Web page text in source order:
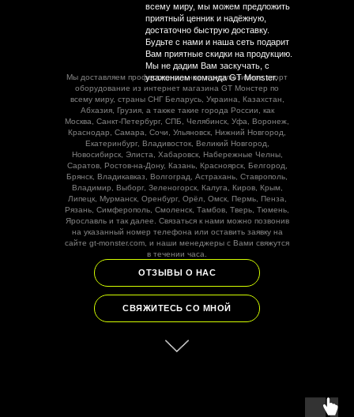
Мы доставляем профессиональное и эксклюзивное спорт
оборудование из интернет магазина GT Монстер по
всему миру, страны СНГ Беларусь, Украина, Казахстан,
Абхазия, Грузия, а также такие города России, как
Москва, Санкт-Петербург, СПБ, Челябинск, Уфа, Воронеж,
Краснодар, Самара, Сочи, Ульяновск, Нижний Новгород,
Екатеринбург, Владивосток, Великий Новгород,
Новосибирск, Элиста, Хабаровск, Набережные Челны,
Саратов, Ростов-на-Дону, Казань, Красноярск, Белгород,
Брянск, Владикавказ, Волгоград, Астрахань, Ставрополь,
Владимир, Выборг, Зеленогорск, Калуга, Киров, Крым,
Липецк, Мурманск, Оренбург, Орёл, Омск, Пермь, Пенза,
Рязань, Симферополь, Смоленск, Тамбов, Тверь, Тюмень,
Ярославль и так далее. Связаться к нами можно позвонив
на указанный номер телефона или оставить заявку на
сайте gt-monster.com, и наши менеджеры с Вами свяжутся
в течении часа.
всему миру, мы можем предложить
приятный ценник и надёжную,
достаточно быструю доставку.
Будьте с нами и наша сеть подарит
Вам приятные скидки на продукцию.
Мы не дадим Вам заскучать, с
уважением команда GT Monster.
ОТЗЫВЫ О НАС
СВЯЖИТЕСЬ СО МНОЙ